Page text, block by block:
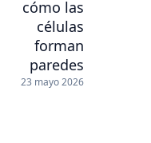
cómo las
células
forman
paredes
23 mayo 2026